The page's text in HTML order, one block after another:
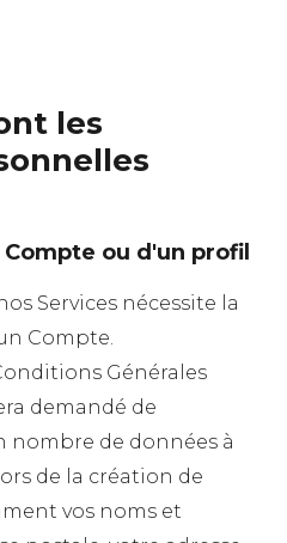
les
Compte ou d'un profil
Services nécessite la
Compte.
Générales
demandé de
nombre de données à
de la création de
vos noms et